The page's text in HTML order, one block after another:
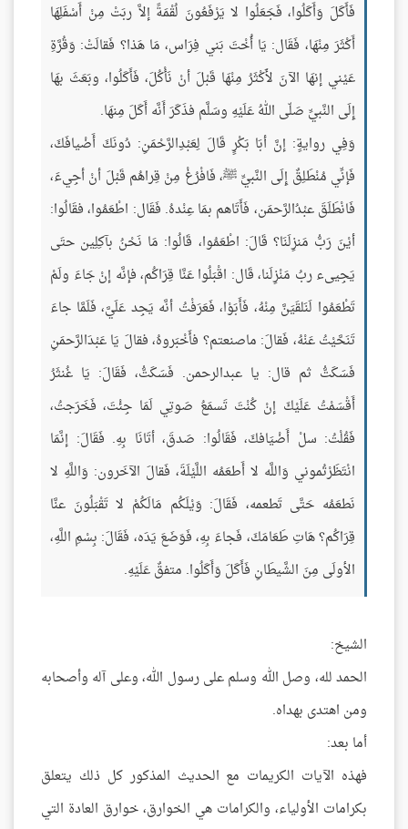
فَأَكَلَ وَأَكَلُوا، فَجَعَلُوا لا يَرْفَعُونَ لُقْمَةً إلاَّ ربَتْ مِنْ أَسْفَلِهَا
أَكْثَرَ مِنْهَا، فَقَال: يَا أُخْتَ بَني فِرَاس، مَا هَذا؟ فَقالَتْ: وَقُرَّةِ
عَيْني إنهَا الآنَ لأَكْثَرُ مِنْهَا قَبْلَ أنْ نَأْكُلَ، فَأَكَلُوا، وبَعَثَ بهَا
إِلَى النَّبيِّ صَلّى اللهُ عَلَيْهِ وسَلَّم فذَكَرَ أَنَّه أَكَلَ مِنهَا.
وَفِي روايةٍ: إنَّ أبَا بَكْرٍ قَالَ لِعَبْدِالرَّحْمَنِ: دُونَكَ أَضْيافَكَ،
فَإنِّي مُنْطَلِقٌ إِلَى النَّبيِّ ﷺ، فَافْرُغْ مِنْ قِراهُم قَبْلَ أنْ أجِيءَ،
فَانْطَلَقَ عبْدُالرَّحمَن، فَأَتَاهم بمَا عِنْدهُ. فَقَال: اطْعَمُوا، فقَالُوا:
أيْنَ رَبُّ مَنزِلَنَا؟ قَالَ: اطْعَمُوا، قَالُوا: مَا نَحْنُ بآكِلِين حتَى
يَجِيىء ربُ مَنْزِلَنا، قَال: اقْبَلُوا عَنَّا قِرَاكُم، فإنَّه إنْ جَاءَ ولَمْ
تَطْعَمُوا لَنَلقَيَنَّ مِنْهُ، فَأَبَوْا، فَعَرَفْتُ أنَّه يَجِد عَلَيَّ، فَلَمَّا جاءَ
تَنَحَّيْتُ عَنْهُ، فَقالَ: ماصنعتم؟ فأَخْبَروهُ، فقالَ يَا عَبْدَالرَّحمَنِ
فَسَكَتُّ ثم قال: يا عبدالرحمن. فَسَكَتُّ، فَقَالَ: يَا غُنثَرُ
أَقْسَمْتُ عَلَيْكَ إنْ كُنْتَ تَسمَعُ صَوتِي لَمَا جِئْتَ، فَخَرَجتُ،
فَقُلْتُ: سلْ أَضْيَافكَ، فَقَالُوا: صَدقَ، أتَانَا بِهِ. فَقَالَ: إنَّمَا
انْتَظَرْتُموني وَاللَّه لا أَطعَمُه اللَّيْلَةَ، فَقالَ الآخَرون: وَاللَّهِ لا
نَطعَمُه حَتَّى تَطعمه، فَقَالَ: وَيْلَكُم مَالَكُمْ لا تَقْبَلُونَ عنَّا
قِرَاكُم؟ هَاتِ طَعَامَكَ، فَجاءَ بِهِ، فَوَضَعَ يَدَه، فَقَالَ: بِسْمِ اللَّهِ،
الأولَى مِنَ الشَّيطَانِ فَأَكَلَ وَأَكَلُوا. متفقٌ عَلَيْهِ.
الشيخ:
الحمد لله، وصل الله وسلم على رسول الله، وعلى آله وأصحابه
ومن اهتدى بهداه.
أما بعد:
فهذه الآيات الكريمات مع الحديث المذكور كل ذلك يتعلق
بكرامات الأولياء، والكرامات هي الخوارق، خوارق العادة التي